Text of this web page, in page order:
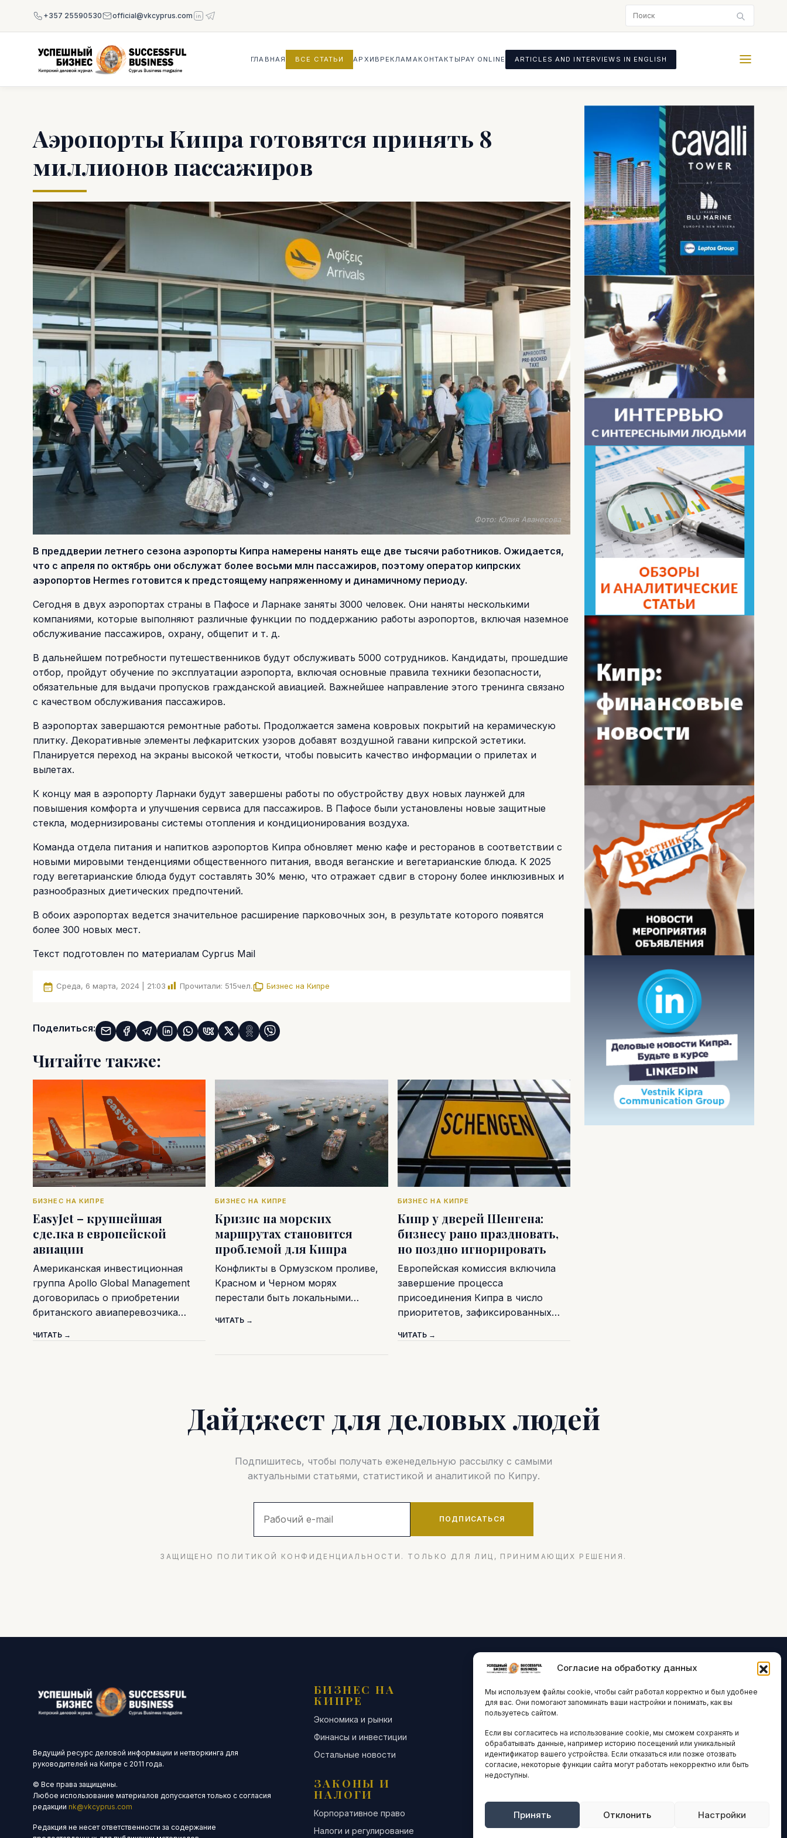
Согласие на обработку данных
Мы используем файлы cookie, чтобы сайт работал корректно и был удобнее
для вас. Они помогают запоминать ваши настройки и понимать, как вы
пользуетесь сайтом.
Если вы согласитесь на использование cookie, мы сможем сохранять и
обрабатывать данные, например историю посещений или уникальный
идентификатор вашего устройства. Если отказаться или позже отозвать
согласие, некоторые функции сайта могут работать некорректно или быть
недоступны.
Принять Отклонить Настройки
+357 25590530 official@vkcyprus.com
ГЛАВНАЯ ВСЕ СТАТЬИ АРХИВ РЕКЛАМА КОНТАКТЫ PAY ONLINE ARTICLES AND INTERVIEWS IN ENGLISH
Аэропорты Кипра готовятся принять 8
миллионов пассажиров
Фото: Юлия Аванесова
В преддверии летнего сезона аэропорты Кипра намерены нанять еще две тысячи работников. Ожидается,
что с апреля по октябрь они обслужат более восьми млн пассажиров, поэтому оператор кипрских
аэропортов Hermes готовится к предстоящему напряженному и динамичному периоду.
Сегодня в двух аэропортах страны в Пафосе и Ларнаке заняты 3000 человек. Они наняты несколькими
компаниями, которые выполняют различные функции по поддержанию работы аэропортов, включая наземное
обслуживание пассажиров, охрану, общепит и т. д.
В дальнейшем потребности путешественников будут обслуживать 5000 сотрудников. Кандидаты, прошедшие
отбор, пройдут обучение по эксплуатации аэропорта, включая основные правила техники безопасности,
обязательные для выдачи пропусков гражданской авиацией. Важнейшее направление этого тренинга связано
с качеством обслуживания пассажиров.
В аэропортах завершаются ремонтные работы. Продолжается замена ковровых покрытий на керамическую
плитку. Декоративные элементы лефкаритских узоров добавят воздушной гавани кипрской эстетики.
Планируется переход на экраны высокой четкости, чтобы повысить качество информации о прилетах и
вылетах.
К концу мая в аэропорту Ларнаки будут завершены работы по обустройству двух новых лаунжей для
повышения комфорта и улучшения сервиса для пассажиров. В Пафосе были установлены новые защитные
стекла, модернизированы системы отопления и кондиционирования воздуха.
Команда отдела питания и напитков аэропортов Кипра обновляет меню кафе и ресторанов в соответствии с
новыми мировыми тенденциями общественного питания, вводя веганские и вегетарианские блюда. К 2025
году вегетарианские блюда будут составлять 30% меню, что отражает сдвиг в сторону более инклюзивных и
разнообразных диетических предпочтений.
В обоих аэропортах ведется значительное расширение парковочных зон, в результате которого появятся
более 300 новых мест.
Текст подготовлен по материалам Cyprus Mail
Среда, 6 марта, 2024 | 21:03 Прочитали: 515чел. Бизнес на Кипре
Поделиться:
Читайте также:
БИЗНЕС НА КИПРЕ
EasyJet – крупнейшая
сделка в европейской
авиации
Американская инвестиционная
группа Apollo Global Management
договорилась о приобретении
британского авиаперевозчика…
ЧИТАТЬ →
БИЗНЕС НА КИПРЕ
Кризис на морских
маршрутах становится
проблемой для Кипра
Конфликты в Ормузском проливе,
Красном и Черном морях
перестали быть локальными…
ЧИТАТЬ →
БИЗНЕС НА КИПРЕ
Кипр у дверей Шенгена:
бизнесу рано праздновать,
но поздно игнорировать
Европейская комиссия включила
завершение процесса
присоединения Кипра в число
приоритетов, зафиксированных…
ЧИТАТЬ →
Дайджест для деловых людей
Подпишитесь, чтобы получать еженедельную рассылку с самыми
актуальными статьями, статистикой и аналитикой по Кипру.
ПОДПИСАТЬСЯ
ЗАЩИЩЕНО ПОЛИТИКОЙ КОНФИДЕНЦИАЛЬНОСТИ. ТОЛЬКО ДЛЯ ЛИЦ, ПРИНИМАЮЩИХ РЕШЕНИЯ.
Ведущий ресурс деловой информации и нетворкинга для
руководителей на Кипре с 2011 года.
© Все права защищены.
Любое использование материалов допускается только с согласия
редакции nk@vkcyprus.com
Редакция не несет ответственности за содержание
БИЗНЕС НА
КИПРЕ
Экономика и рынки
Финансы и инвестиции
Остальные новости
ЗАКОНЫ И
НАЛОГИ
Корпоративное право
Налоги и регулирование
ТЕХНОЛОГИИ И
ИННОВАЦИИ
Стартапы и исследования
Цифровая экономика
Остальные новости
ДЕЛОВОЕ
Конференции и форумы
Бизнес-клубы и ассоциации
ARTICLES IN
ENGLISH
НАВИГАЦИЯ
Архив материалов
ПРАВОВАЯ